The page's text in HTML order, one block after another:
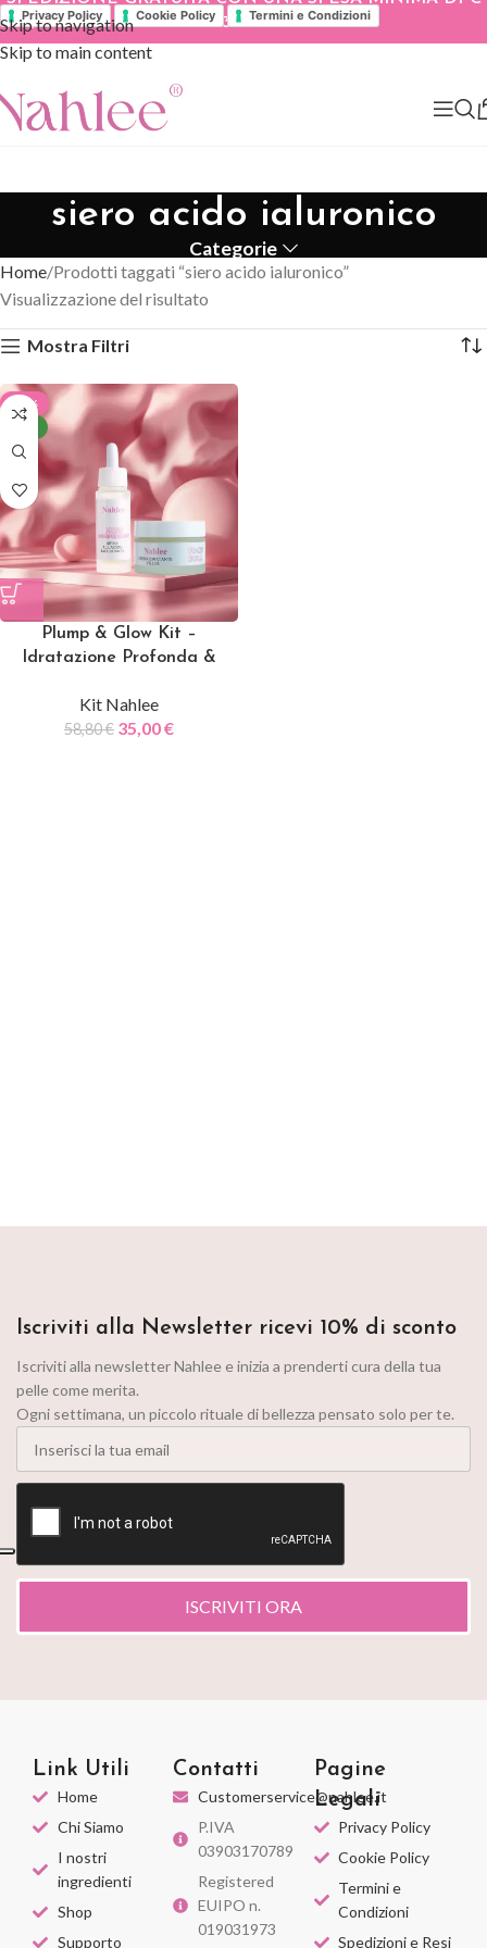
Privacy Policy Cookie Policy Termini e Condizioni
Skip to navigation
Skip to main content
siero acido ialuronico
Categorie
Home Prodotti taggati “siero acido ialuronico”
Visualizzazione del risultato
Mostra Filtri
-40%
Plump & Glow Kit –
Idratazione Profonda &
Kit Nahlee
58,80€ 35,00€
Iscriviti alla Newsletter ricevi 10% di sconto
Iscriviti alla newsletter Nahlee e inizia a prenderti cura della tua
pelle come merita.
Ogni settimana, un piccolo rituale di bellezza pensato solo per te.
ISCRIVITI ORA
Link Utili
Home
Chi Siamo
I nostri
ingredienti
Shop
Supporto
Contatti
Customerservice@nahlee.it
P.IVA
03903170789
Registered
EUIPO n.
019031973
Pagine
Legali
Privacy Policy
Cookie Policy
Termini e
Condizioni
Spedizioni e Resi
39.90